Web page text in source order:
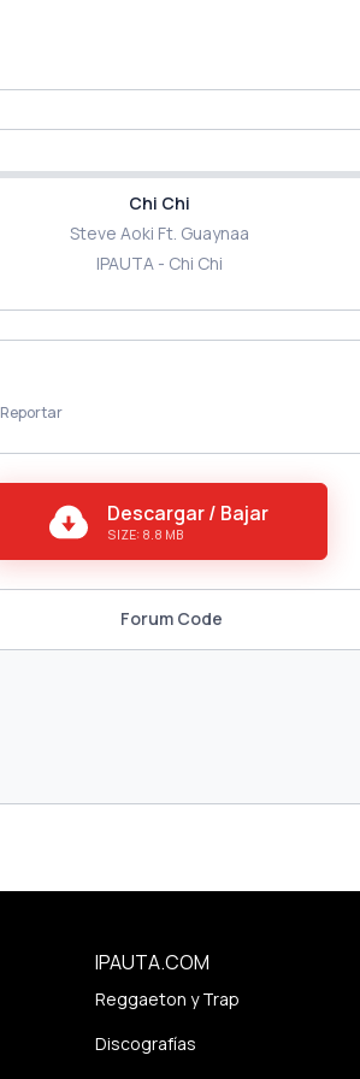
Chi Chi
Steve Aoki Ft. Guaynaa
IPAUTA - Chi Chi
Reportar
Descargar / Bajar
SIZE: 8.8 MB
Forum Code
IPAUTA.COM
Reggaeton y Trap
Discografías